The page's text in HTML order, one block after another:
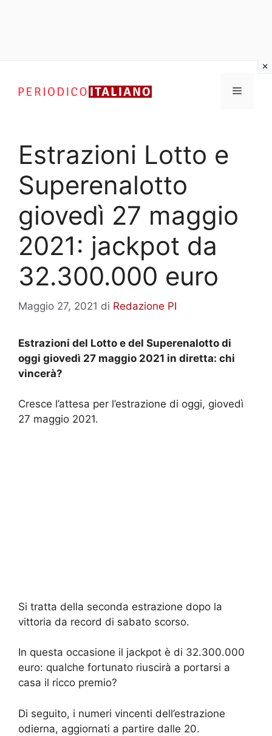
contenuto
Menu
Estrazioni Lotto e
Superenalotto
giovedì 27 maggio
2021: jackpot da
32.300.000 euro
Maggio 27, 2021 di Redazione PI
Estrazioni del Lotto e del Superenalotto di
oggi giovedì 27 maggio 2021 in diretta: chi
vincerà?
Cresce l’attesa per l’estrazione di oggi, giovedì
27 maggio 2021.
Si tratta della seconda estrazione dopo la
vittoria da record di sabato scorso.
In questa occasione il jackpot è di 32.300.000
euro: qualche fortunato riuscirà a portarsi a
casa il ricco premio?
Di seguito, i numeri vincenti dell’estrazione
odierna, aggiornati a partire dalle 20.